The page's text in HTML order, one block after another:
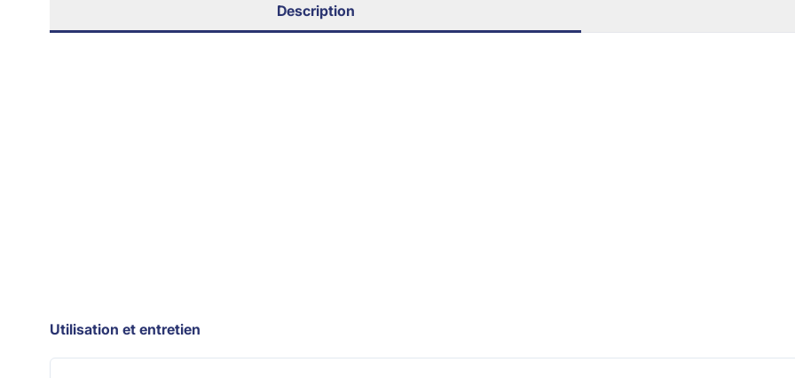
Description
Utilisation et entretien